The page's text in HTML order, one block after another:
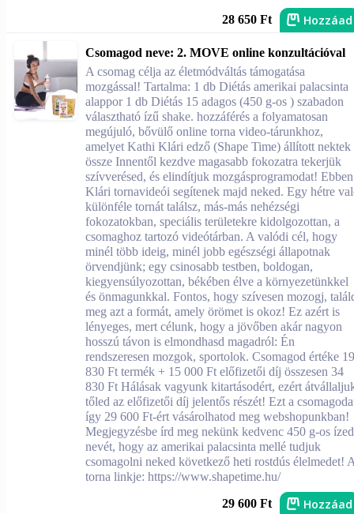
28 650 Ft Hozzáad
Csomagod neve: 2. MOVE online konzultációval
A csomag célja az életmódváltás támogatása
mozgással! Tartalma: 1 db Diétás amerikai palacsinta
alappor 1 db Diétás 15 adagos (450 g-os ) szabadon
választható ízű shake. hozzáférés a folyamatosan
megújuló, bővülő online torna video-tárunkhoz,
amelyet Kathi Klári edző (Shape Time) állított nektek
össze Innentől kezdve magasabb fokozatra tekerjük
szívverésed, és elindítjuk mozgásprogramodat! Ebben
Klári tornavideói segítenek majd neked. Egy hétre
különféle tornát találsz, más-más nehézségi
fokozatokban, speciális területekre kidolgozottan, a
csomaghoz tartozó videótárban. A valódi cél, hogy
minél több ideig, minél jobb egészségi állapotnak
örvendjünk; egy csinosabb testben, boldogan,
kiegyensúlyozottan, békében élve a környezetünkkel
és önmagunkkal. Fontos, hogy szívesen mozogj,
meg azt a formát, amely örömet is okoz! Ez azért is
lényeges, mert célunk, hogy a jövőben akár nagyon
hosszú távon is elmondhasd magadról: Én
rendszeresen mozgok, sportolok. Csomagod értéke 19
830 Ft termék + 15 000 Ft előfizetői díj összesen 34
830 Ft Hálásak vagyunk kitartásodért, ezért
tőled az előfizetői díj jelentős részét! Ezt a
így 29 600 Ft-ért vásárolhatod meg webshopunkban!
Megjegyzésbe írd meg nekünk kedvenc 450 g-os ízed
nevét, hogy az amerikai palacsinta mellé tudjuk
csomagolni neked következő heti rostdús élelmedet!
torna linkje: https://www.shapetime.hu/
29 600 Ft Hozzáad